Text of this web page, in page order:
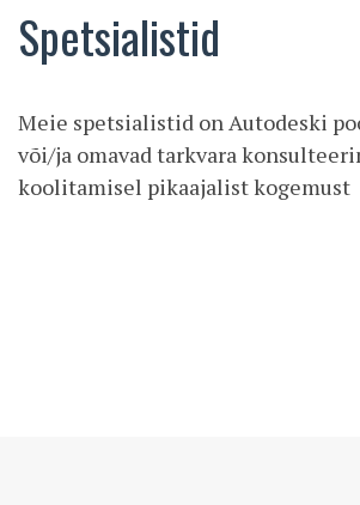
Spetsialistid
Meie spetsialistid on Autodeski
või/ja omavad tarkvara
koolitamisel pikaajalist kogemust